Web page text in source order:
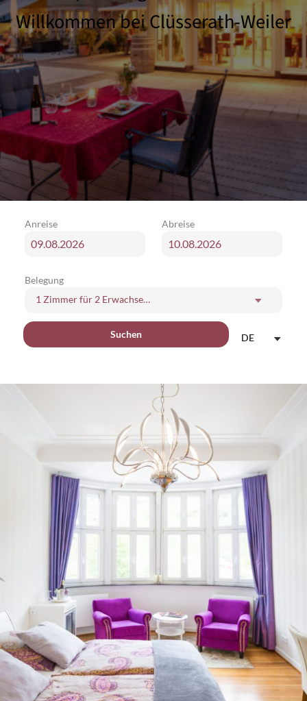
Willkommen bei Clüsserath-Weiler
Anreise Abreise
Belegung
1 Zimmerfür2 Erwachsene
Suchen DE